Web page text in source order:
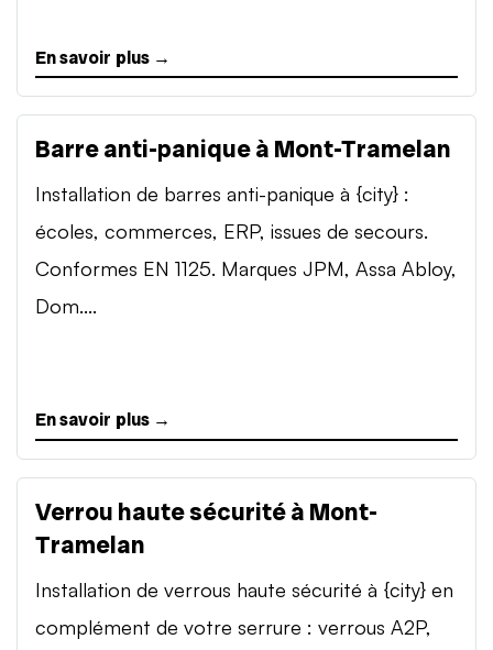
En savoir plus →
Barre anti-panique à Mont-Tramelan
Installation de barres anti-panique à {city} :
écoles, commerces, ERP, issues de secours.
Conformes EN 1125. Marques JPM, Assa Abloy,
Dom....
En savoir plus →
Verrou haute sécurité à Mont-
Tramelan
Installation de verrous haute sécurité à {city} en
complément de votre serrure : verrous A2P,